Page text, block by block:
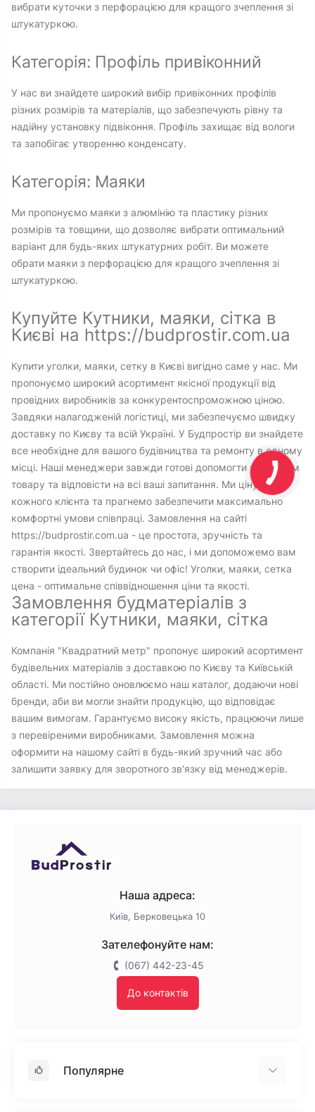
вибрати куточки з перфорацією для кращого зчеплення зі
штукатуркою.
Категорія: Профіль привіконний
У нас ви знайдете широкий вибір привіконних профілів
різних розмірів та матеріалів, що забезпечують рівну та
надійну установку підвіконня. Профіль захищає від вологи
та запобігає утворенню конденсату.
Категорія: Маяки
Ми пропонуємо маяки з алюмінію та пластику різних
розмірів та товщини, що дозволяє вибрати оптимальний
варіант для будь-яких штукатурних робіт. Ви можете
обрати маяки з перфорацією для кращого зчеплення зі
штукатуркою.
Купуйте Кутники, маяки, сітка в
Києві на https://budprostir.com.ua
Купити уголки, маяки, сетку в Києві вигідно саме у нас. Ми
пропонуємо широкий асортимент якісної продукції від
провідних виробників за конкурентоспроможною ціною.
Завдяки налагодженій логістиці, ми забезпечуємо швидку
доставку по Києву та всій Україні. У Будпростір ви знайдете
все необхідне для вашого будівництва та ремонту в одному
місці. Наші менеджери завжди готові допомогти з вибором
товару та відповісти на всі ваші запитання. Ми цінуємо
кожного клієнта та прагнемо забезпечити максимально
комфортні умови співпраці. Замовлення на сайті
https://budprostir.com.ua - це простота, зручність та
гарантія якості. Звертайтесь до нас, і ми допоможемо вам
створити ідеальний будинок чи офіс! Уголки, маяки, сетка
цена - оптимальне співвідношення ціни та якості.
Замовлення будматеріалів з
категорії Кутники, маяки, сітка
Компанія "Квадратний метр" пропонує широкий асортимент
будівельних матеріалів з доставкою по Києву та Київській
області. Ми постійно оновлюємо наш каталог, додаючи нові
бренди, аби ви могли знайти продукцію, що відповідає
вашим вимогам. Гарантуємо високу якість, працюючи лише
з перевіреними виробниками. Замовлення можна
оформити на нашому сайті в будь-який зручний час або
залишити заявку для зворотного зв'язку від менеджерів.
Наша адреса:
Київ, Берковецька 10
Зателефонуйте нам:
(067) 442-23-45
До контактів
Популярне